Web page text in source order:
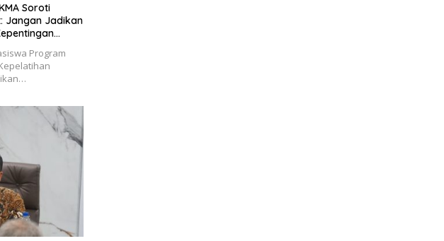
Soroti
Jangan Jadikan
Program